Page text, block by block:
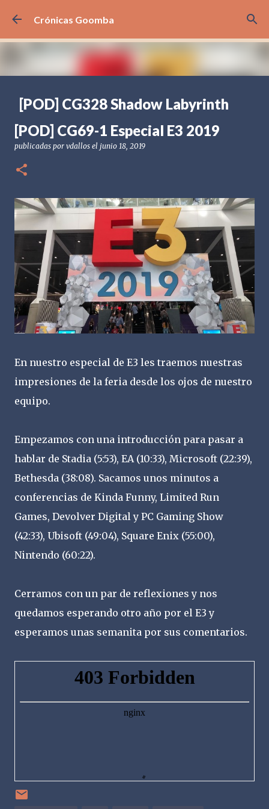
Ir al contenido principal
Crónicas Goomba
[POD] CG328 Shadow Labyrinth
[PS5] PLAYSTATION 5 BANDAI NAMCO
[POD] CG69-1 Especial E3 2019
publicadas por vdallos el junio 18, 2019
En nuestro especial de E3 les traemos nuestras
impresiones de la feria desde los ojos de nuestro
equipo.
Empezamos con una introducción para pasar a
hablar de Stadia (5:53), EA (10:33), Microsoft (22:39),
Bethesda (38:08). Sacamos unos minutos a
conferencias de Kinda Funny, Limited Run
Games, Devolver Digital y PC Gaming Show
(42:33), Ubisoft (49:04), Square Enix (55:00),
Nintendo (60:22).
Cerramos con un par de reflexiones y nos
quedamos esperando otro año por el E3 y
esperamos unas semanita por sus comentarios.